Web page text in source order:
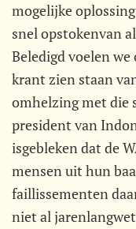
mogelijke
snel opstokenvan
Beledigd voelen
krant zien staan
omhelzing met die
president van
isgebleken dat de
mensen uit hun
faillissementen
niet al